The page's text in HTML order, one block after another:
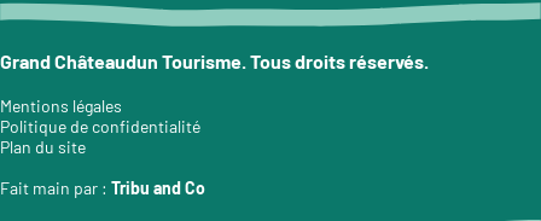
Grand Châteaudun Tourisme. Tous droits réservés.
Mentions légales
Politique de confidentialité
Plan du site
Fait main par : Tribu and Co